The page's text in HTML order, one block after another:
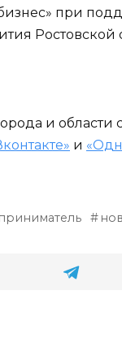
при
Ростовской
и области
и